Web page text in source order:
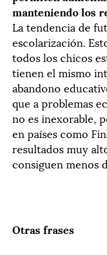
manteniendo los
La tendencia de
escolarización.
todos los chicos
tienen el mismo
abandono
que a problemas
no es inexorable,
en países como
resultados muy
consiguen menos
Otras frases